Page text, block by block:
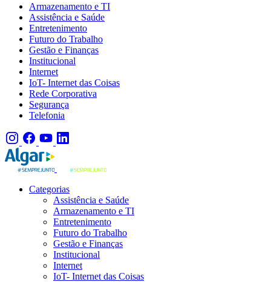
Armazenamento e TI
Assistência e Saúde
Entretenimento
Futuro do Trabalho
Gestão e Finanças
Institucional
Internet
IoT- Internet das Coisas
Rede Corporativa
Segurança
Telefonia
Categorias
Assistência e Saúde
Armazenamento e TI
Entretenimento
Futuro do Trabalho
Gestão e Finanças
Institucional
Internet
IoT- Internet das Coisas